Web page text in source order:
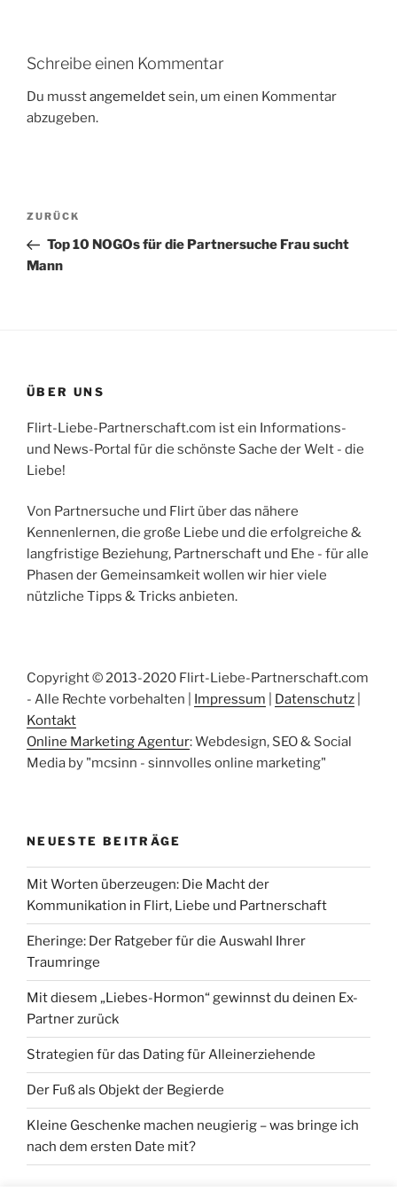
Schreibe einen Kommentar
Du musstangemeldetsein, um einen Kommentar
abzugeben.
Beitragsnavigation
Vorheriger
Beitrag
ZURÜCK
Top 10 NOGOs für die Partnersuche Frau sucht
Mann
ÜBER UNS
Flirt-Liebe-Partnerschaft.com ist ein Informations-
und News-Portal für die schönste Sache der Welt - die
Liebe!
Von Partnersuche und Flirt über das nähere
Kennenlernen, die große Liebe und die erfolgreiche &
langfristige Beziehung, Partnerschaft und Ehe - für alle
Phasen der Gemeinsamkeit wollen wir hier viele
nützliche Tipps & Tricks anbieten.
Copyright © 2013-2020 Flirt-Liebe-Partnerschaft.com
- Alle Rechte vorbehalten | Impressum Datenschutz
Kontakt
Online Marketing Agentur: Webdesign, SEO & Social
Media by "mcsinn - sinnvolles online marketing"
NEUESTE BEITRÄGE
Mit Worten überzeugen: Die Macht der
Kommunikation in Flirt, Liebe und Partnerschaft
Eheringe: Der Ratgeber für die Auswahl Ihrer
Traumringe
Mit diesem „Liebes-Hormon“ gewinnst du deinen Ex-
Partner zurück
Strategien für das Dating für Alleinerziehende
Der Fuß als Objekt der Begierde
Kleine Geschenke machen neugierig – was bringe ich
nach dem ersten Date mit?